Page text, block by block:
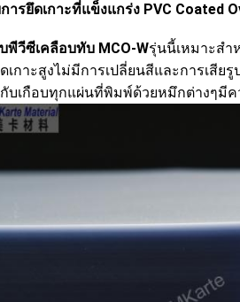
ารยึดเกาะที่แข็งแกร่ง PVC Coated
พีวีซีเคลือบทับ MCO-Wรุ่นนี้เหมาะส
เกาะสูงไม่มีการเปลี่ยนสีและการเสียรู
บเกือบทุกแผ่นที่พิมพ์ด้วยหมึกต่างๆมี